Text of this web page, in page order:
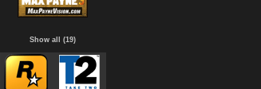
Show all (19)